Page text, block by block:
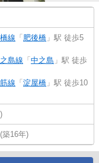
線 「 肥後橋 」駅 徒歩5
島線 「 中之島 」駅 徒歩
線 「 淀屋橋 」駅 徒歩10
築16年)